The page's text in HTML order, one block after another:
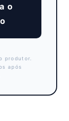
o
produtor.
após